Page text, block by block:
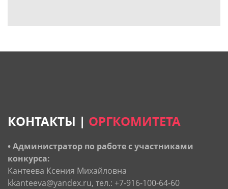
КОНТАКТЫ | ОРГКОМИТЕТА
• Администратор по работе с участниками
конкурса:
Кантеева Ксения Михайловна
kkanteeva@yandex.ru, тел.: +7-916-100-64-60